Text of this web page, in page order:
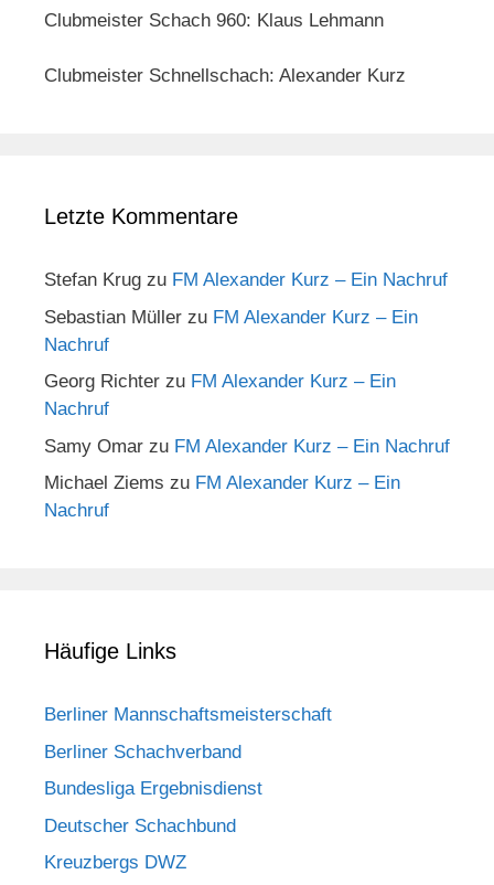
Clubmeister Schach 960: Klaus Lehmann
Clubmeister Schnellschach: Alexander Kurz
Letzte Kommentare
Stefan Krug zu FM Alexander Kurz – Ein Nachruf
Sebastian Müller zu FM Alexander Kurz – Ein
Nachruf
Georg Richter zu FM Alexander Kurz – Ein
Nachruf
Samy Omar zu FM Alexander Kurz – Ein Nachruf
Michael Ziems zu FM Alexander Kurz – Ein
Nachruf
Häufige Links
Berliner Mannschaftsmeisterschaft
Berliner Schachverband
Bundesliga Ergebnisdienst
Deutscher Schachbund
Kreuzbergs DWZ